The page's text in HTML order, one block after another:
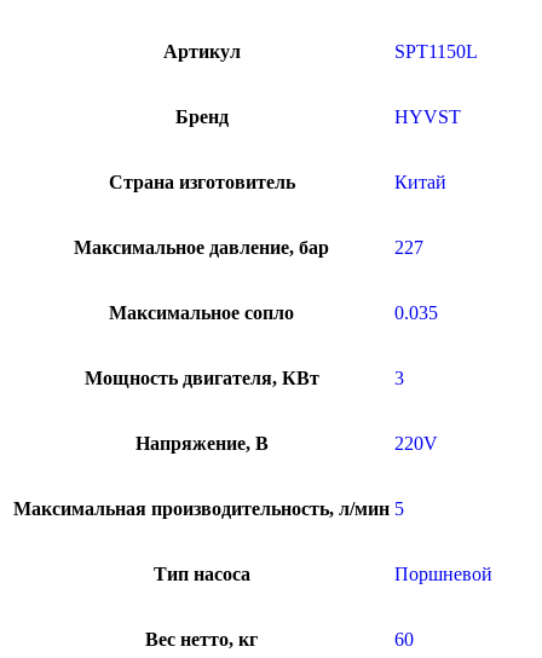
Артикул SPT1150L
Бренд HYVST
Страна изготовитель Китай
Максимальное давление, бар 227
Максимальное сопло 0.035
Мощность двигателя, КВт 3
Напряжение, В 220V
Максимальная производительность, л/мин 5
Тип насоса Поршневой
Вес нетто, кг 60